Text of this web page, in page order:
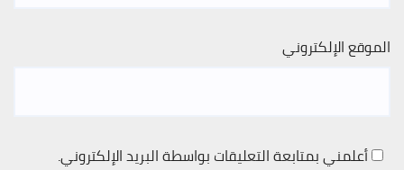
الموقع الإلكتروني
أعلمني بمتابعة التعليقات بواسطة البريد الإلكتروني.